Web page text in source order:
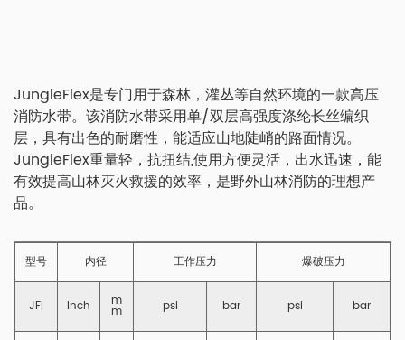
JungleFlex是专门用于森林，灌丛等自然环境的一款高压
消防水带。该消防水带采用单/双层高强度涤纶长丝编织
层，具有出色的耐磨性，能适应山地陡峭的路面情况。
JungleFlex重量轻，抗扭结,使用方便灵活，出水迅速，能
有效提高山林灭火救援的效率，是野外山林消防的理想产
品。
型号 内径 工作压力 爆破压力
JFI Inch m
m psi bar psi bar